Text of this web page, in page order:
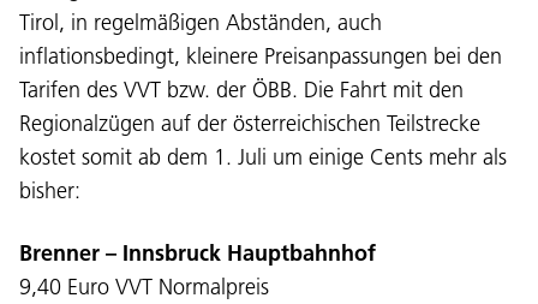
Tirol, in regelmäßigen Abständen, auch
inflationsbedingt, kleinere Preisanpassungen bei den
Tarifen des VVT bzw. der ÖBB. Die Fahrt mit den
Regionalzügen auf der österreichischen Teilstrecke
kostet somit ab dem 1. Juli um einige Cents mehr als
bisher:
Brenner – Innsbruck Hauptbahnhof
9,40 Euro VVT Normalpreis